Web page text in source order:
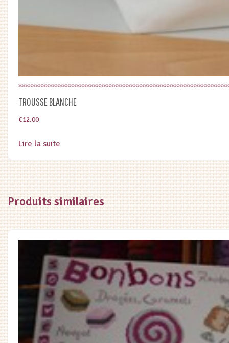
TROUSSE BLANCHE
€12.00
Lire la suite
Produits similaires